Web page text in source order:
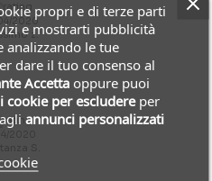
2020
z.
propri e di terze parti
e mostrarti pubblicità
analizzando le tue
dare il tuo consenso al
Accetta oppure puoi
cookie per escludereper
annunci personalizzati